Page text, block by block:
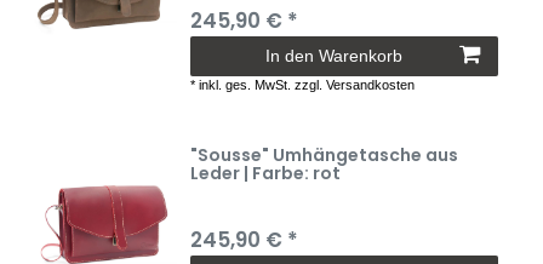
245,90 € *
In den Warenkorb
*inkl. ges. MwSt. zzgl.Versandkosten
"Sousse" Umhängetasche aus
Leder | Farbe: rot
245,90 € *